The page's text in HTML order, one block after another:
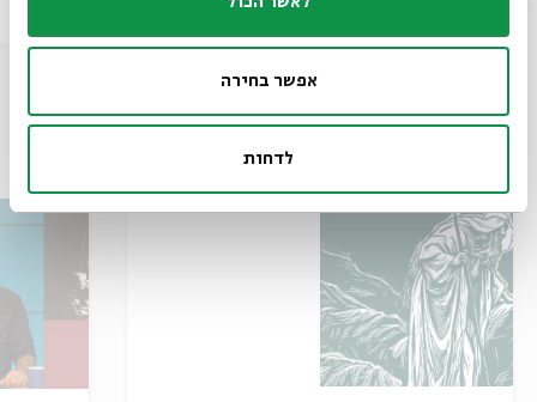
אפשר בחירה
לדחות
עוד בבית אבי חי